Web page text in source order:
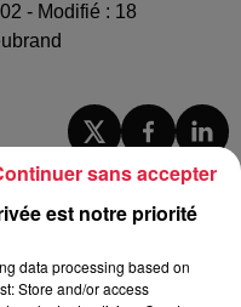
- Modifié : 18
brune sort des
est notre priorité
data processing based on
Store and/or access
sans accepter